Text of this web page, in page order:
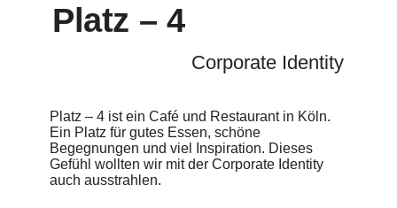
Platz – 4
Corporate Identity
Platz – 4 ist ein Café und Restaurant in Köln.
Ein Platz für gutes Essen, schöne
Begegnungen und viel Inspiration. Dieses
Gefühl wollten wir mit der Corporate Identity
auch ausstrahlen.